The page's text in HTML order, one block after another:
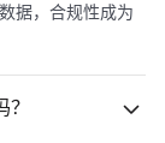
据，合规性成为